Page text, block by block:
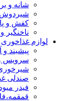
شانه و
شیردوش
کفش و
ناخنگیر
لوازم غذاخوری
پیشبند و
سرویس
صندلی
فیدر